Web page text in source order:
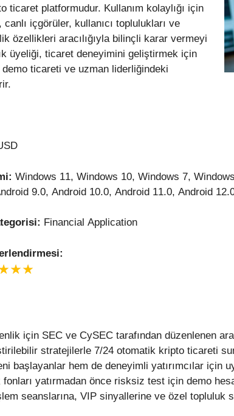
ticaret platformudur. Kullanım kolaylığı için
canlı içgörüler, kullanıcı toplulukları ve
özellikleri aracılığıyla bilinçli karar vermeyi
üyeliği, ticaret deneyimini geliştirmek için
ticareti ve uzman liderliğindeki
Windows 11, Windows 10, Windows 7,
9.0, Android 10.0, Android 11.0, Android
Financial Application
için SEC ve CySEC tarafından düzenlenen
stratejilerle 7/24 otomatik kripto ticareti
başlayanlar hem de deneyimli yatırımcılar için
yatırmadan önce risksiz test için demo
seanslarına, VIP sinyallerine ve özel topluluk